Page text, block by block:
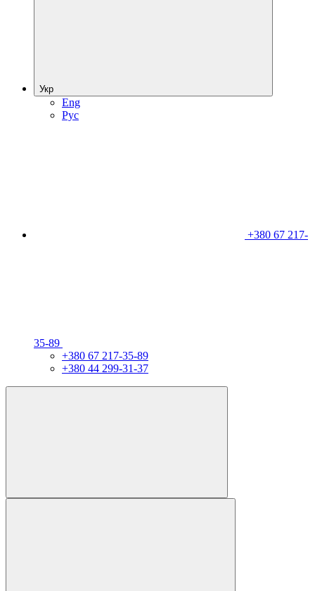
Укр
Eng
Рус
+380 67 217-
35-89
+380 67 217-35-89
+380 44 299-31-37